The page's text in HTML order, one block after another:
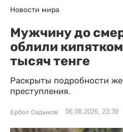
Новости мира
Мужчину до
облили
тысяч тенге
Раскрыты подробности
преступления.
Ербол Садыков 06.08.2026, 23:39